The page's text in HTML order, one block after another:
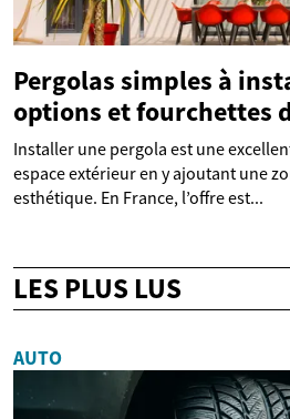
Pergolas simples à
options et fourchettes
Installer une pergola est une
espace extérieur en y ajoutant une
esthétique. En France, l’offre est...
LES PLUS LUS
AUTO